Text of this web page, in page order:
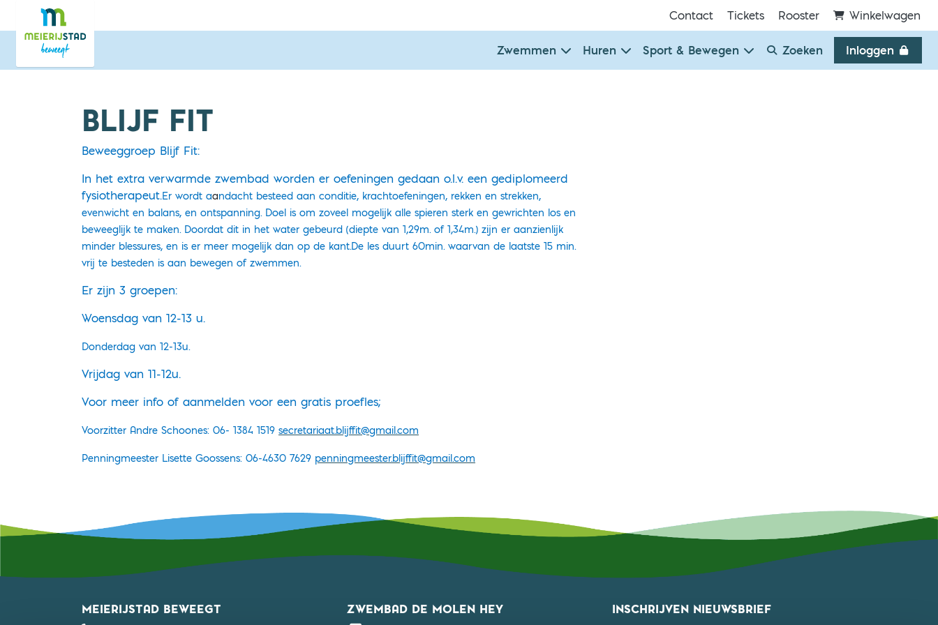
Direct naar de inhoud van de pagina Contact Tickets Rooster Winkelwagen
Zwemmen Huren Sport & Bewegen Zoeken Inloggen
BLIJF FIT
Beweeggroep Blijf Fit:
In het extra verwarmde zwembad worden er oefeningen gedaan o.l.v. een gediplomeerd
fysiotherapeut.Er wordt aandacht besteed aan conditie, krachtoefeningen, rekken en strekken,
evenwicht en balans, en ontspanning. Doel is om zoveel mogelijk alle spieren sterk en gewrichten los en
beweeglijk te maken. Doordat dit in het water gebeurd (diepte van 1,29m. of 1,34m.) zijn er aanzienlijk
minder blessures, en is er meer mogelijk dan op de kant.De les duurt 60min. waarvan de laatste 15 min.
vrij te besteden is aan bewegen of zwemmen.
Er zijn 3 groepen:
Woensdag van 12-13 u.
Donderdag van 12-13u.
Vrijdag van 11-12u.
Voor meer info of aanmelden voor een gratis proefles;
Voorzitter Andre Schoones: 06- 1384 1519 secretariaat.blijffit@gmail.com
Penningmeester Lisette Goossens: 06-4630 7629 penningmeester.blijffit@gmail.com
MEIERIJSTAD BEWEEGT ZWEMBAD DE MOLEN HEY INSCHRIJVEN NIEUWSBRIEF